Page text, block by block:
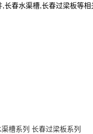
,长春水渠槽,长春过梁板等相
槽系列 长春过梁板系列